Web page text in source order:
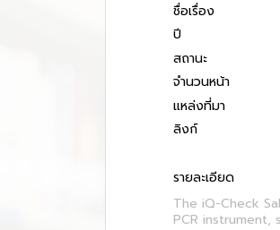
ชื่อเรื่อง
ปี
สถานะ
จำนวนหน้า
แหล่งที่มา
ลิงก์
รายละเอียด
The iQ-Check
PCR